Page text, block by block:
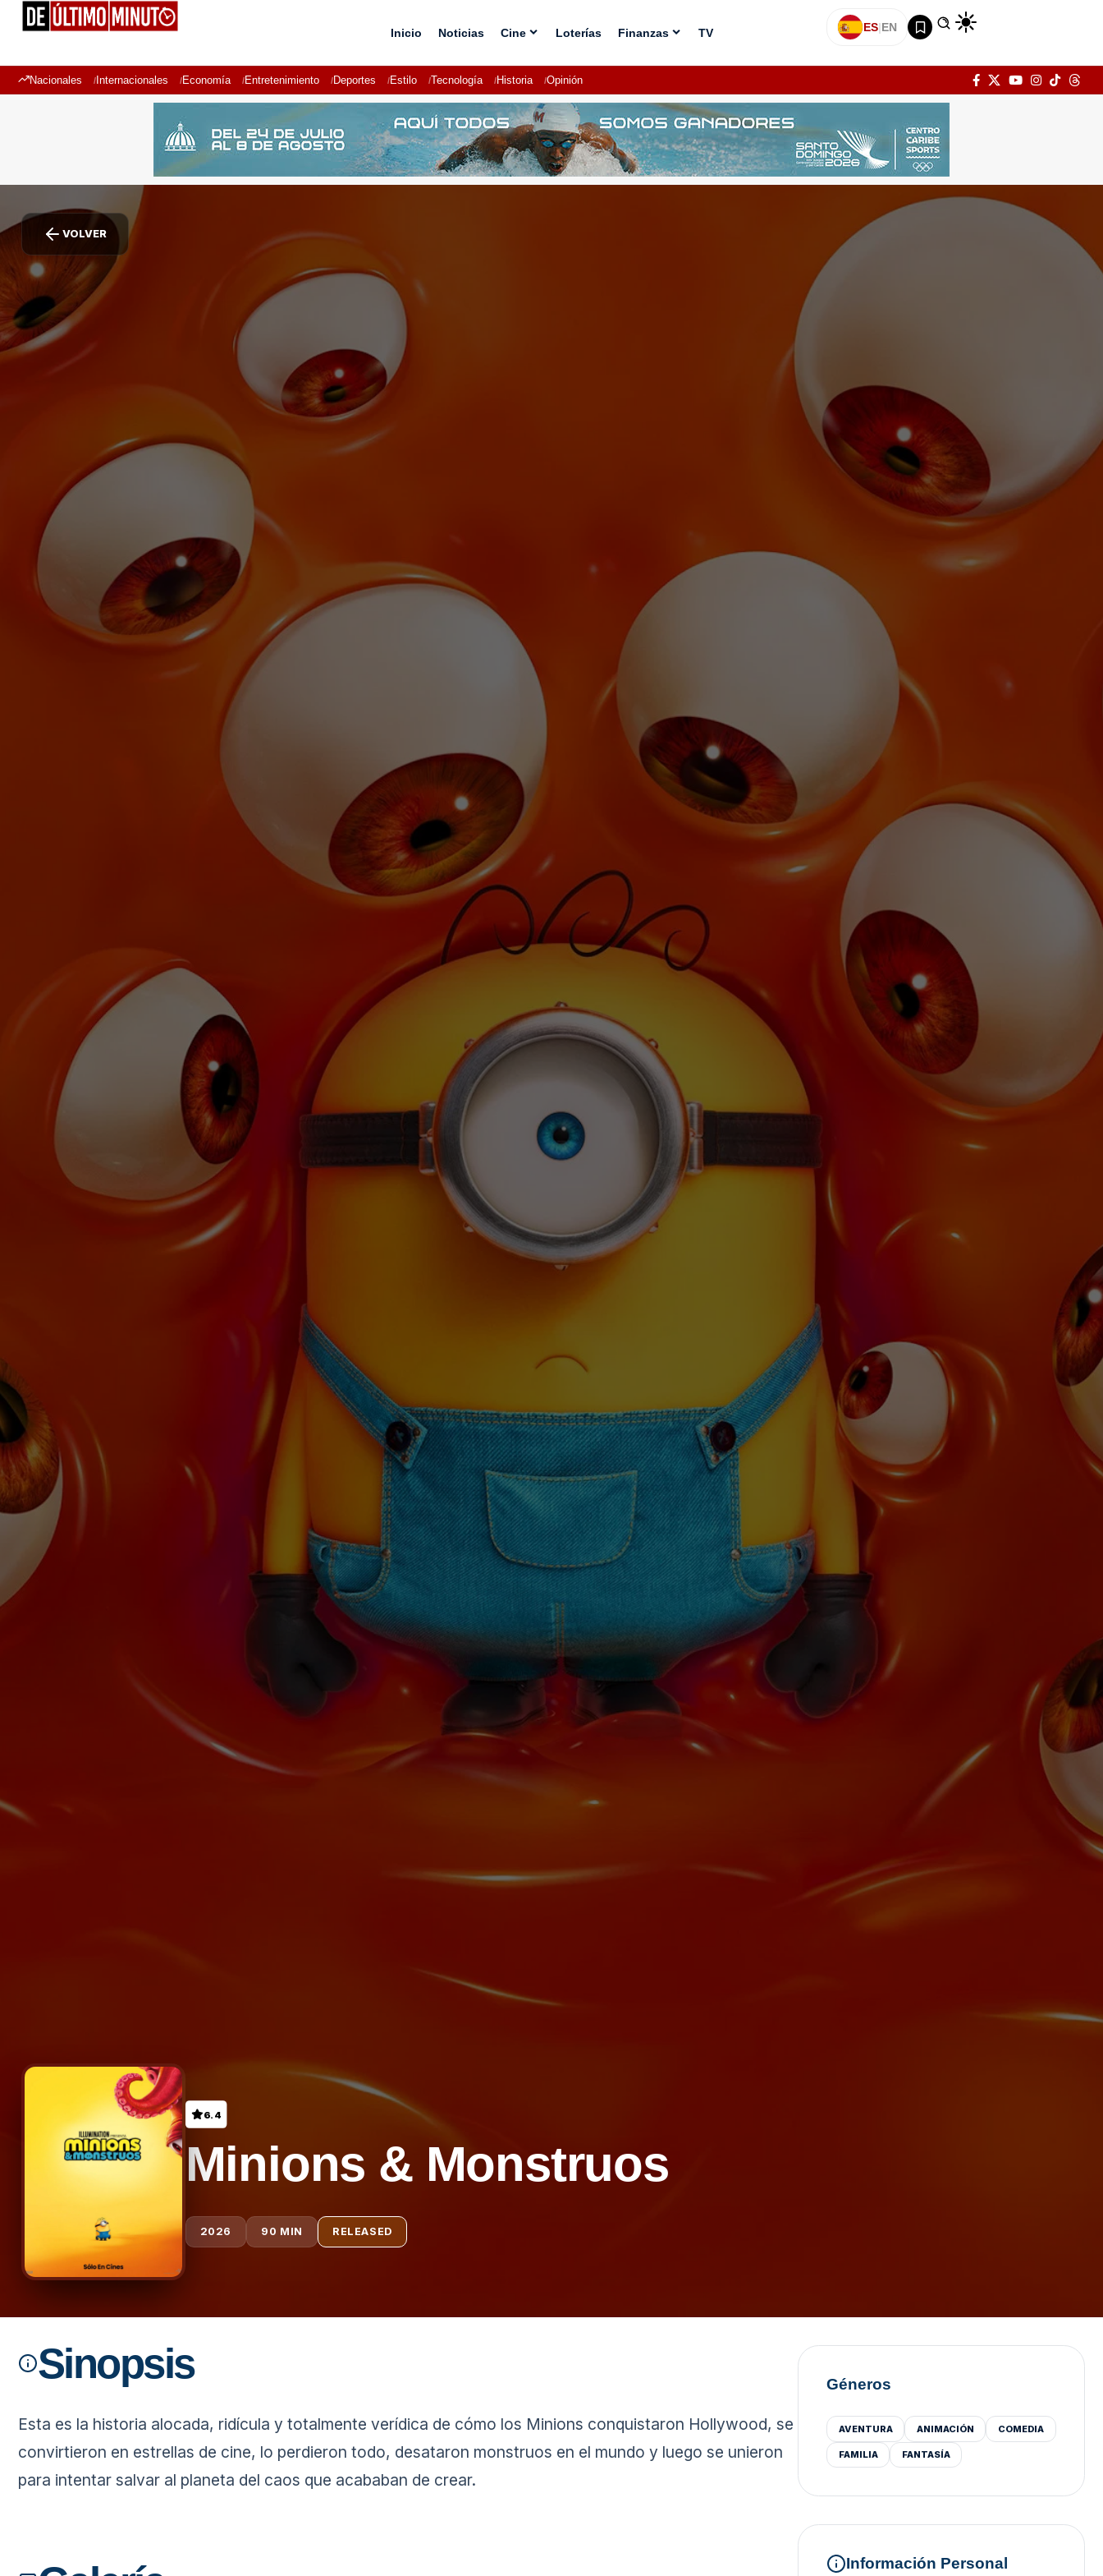
Inicio Noticias Cine Loterías Finanzas TV ES|EN
Nacionales Internacionales Economía Entretenimiento Deportes Estilo Tecnología Historia Opinión
VOLVER
6.4
Minions & Monstruos
2026 90 MIN RELEASED
Sinopsis
Esta es la historia alocada, ridícula y totalmente verídica de cómo los Minions conquistaron Hollywood, se
convirtieron en estrellas de cine, lo perdieron todo, desataron monstruos en el mundo y luego se unieron
para intentar salvar al planeta del caos que acababan de crear.
Géneros
AVENTURA ANIMACIÓN COMEDIA
FAMILIA FANTASÍA
Información Personal